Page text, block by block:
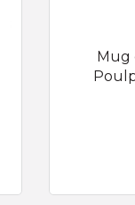
Mug